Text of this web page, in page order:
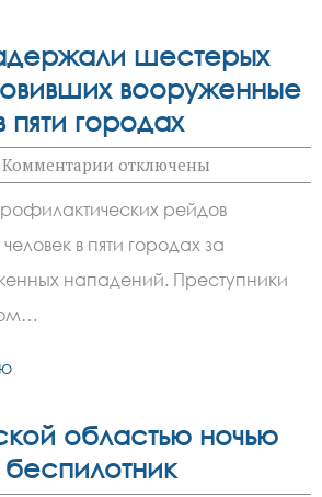
шестерых
вооруженные
пяти городах
Комментарии к
записи
Силовики
задержали
шестерых
человек,
готовивших
вооруженные
отключены
рейдов
в пяти городах за
нападений. Преступники
областью ночью